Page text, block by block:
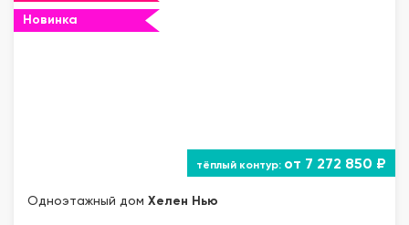
Новинка
от 7 272 850 ₽
Одноэтажный дом Хелен Нью